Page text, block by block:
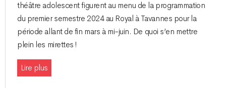
théâtre adolescent figurent au menu de la programmation
du premier semestre 2024 au Royal à Tavannes pour la
période allant de fin mars à mi-juin. De quoi s’en mettre
plein les mirettes !
Lire plus